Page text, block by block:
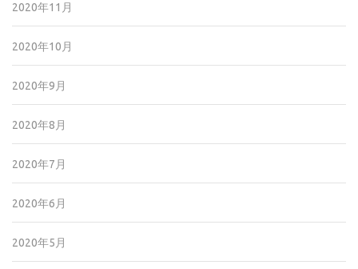
2020年11月
2020年10月
2020年9月
2020年8月
2020年7月
2020年6月
2020年5月